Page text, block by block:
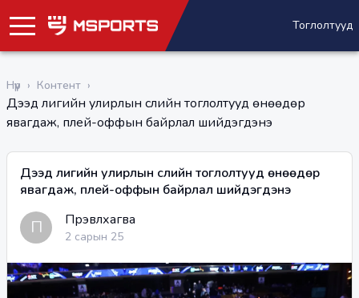
Тоглолтууд
Нүүр › Контент ›
Дээд лигийн улирлын сүүлийн тоглолтууд өнөөдөр
явагдаж, плей-оффын байрлал шийдэгдэнэ
Дээд лигийн улирлын сүүлийн тоглолтууд өнөөдөр
явагдаж, плей-оффын байрлал шийдэгдэнэ
П Пүрэвлхагва
2 сарын 25